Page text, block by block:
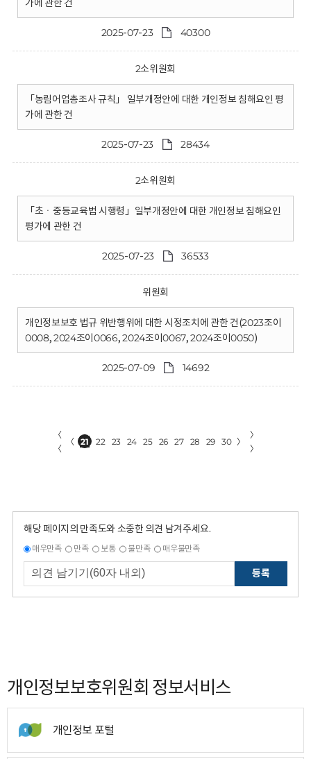
가에 관한 건
2025-07-23 40300
2소위원회
「농림어업총조사 규칙」 일부개정안에 대한 개인정보 침해요인 평
가에 관한 건
2025-07-23 28434
2소위원회
「초ㆍ중등교육법 시행령」일부개정안에 대한 개인정보 침해요인
평가에 관한 건
2025-07-23 36533
위원회
개인정보보호 법규 위반행위에 대한 시정조치에 관한 건(2023조이
0008, 2024조이0066, 2024조이0067, 2024조이0050)
2025-07-09 14692
〈
〈
〈 21 22 23 24 25 26 27 28 29 30 〉
〉
〉
해당 페이지의 만족도와 소중한 의견 남겨주세요.
매우만족 만족 보통 불만족 매우불만족
등록
개인정보보호위원회 정보서비스
개인정보 포털